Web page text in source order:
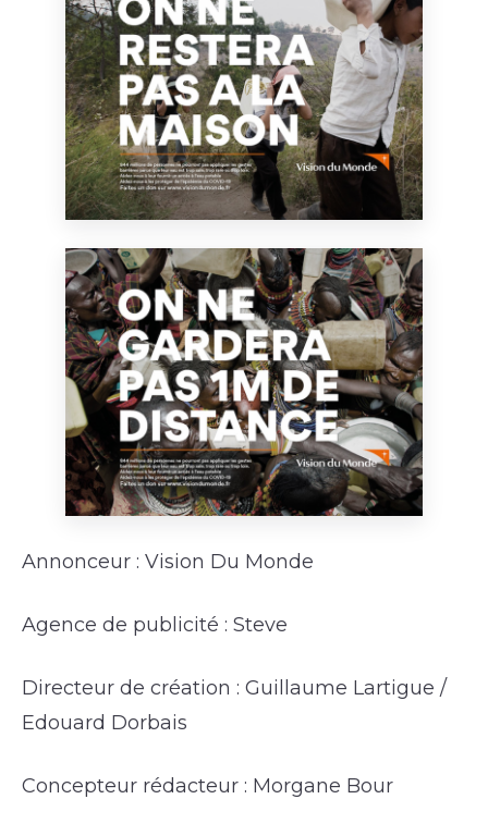
Annonceur : Vision Du Monde
Agence de publicité : Steve
Directeur de création : Guillaume Lartigue /
Edouard Dorbais
Concepteur rédacteur : Morgane Bour